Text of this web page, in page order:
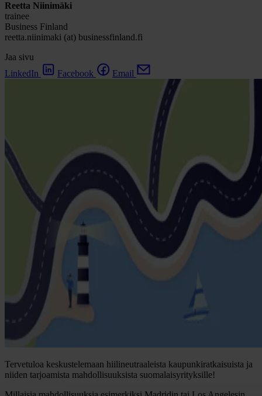
Reetta Niinimäki
trainee
Business Finland
reetta.niinimaki (at) businessfinland.fi
Jaa sivu
LinkedIn
Facebook Email
Tervetuloa keskustelemaan hiilineutraaleista kaupunkiratkaisuista ja
niiden tarjoamista mahdollisuuksista suomalaisyrityksille!